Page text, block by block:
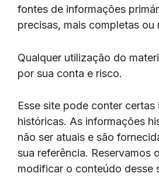
fontes de informações
precisas, mais completas ou
Qualquer utilização do
por sua conta e risco.
Esse site pode conter certas
históricas. As informações
não ser atuais e são
sua referência. Reservamos
modificar o conteúdo desse